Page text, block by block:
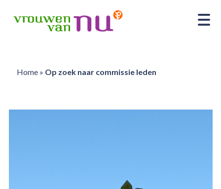
Home» Op zoek naar commissie leden